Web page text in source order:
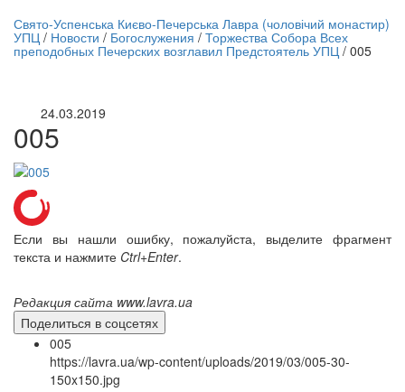
трансляция | 12 сентября
трансляции
Свято-Успенська Києво-Печерська Лавра (чоловічий монастир)
УПЦ / Новости / Богослужения / Торжества Собора Всех
преподобных Печерских возглавил Предстоятель УПЦ / 005
24.03.2019
005
Если вы нашли ошибку, пожалуйста, выделите фрагмент
текста и нажмите Ctrl+Enter.
Редакция сайта www.lavra.ua
Поделиться в соцсетях
005
https://lavra.ua/wp-content/uploads/2019/03/005-30-
150x150.jpg